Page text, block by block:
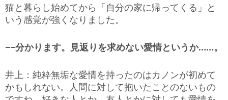
猫と暮らし始めてから「自分の家に帰ってくる」と
いう感覚が強くなりました。
−−分かります。見返りを求めない愛情というか……。
井上：純粋無垢な愛情を持ったのはカノンが初めて
かもしれない。人間に対して抱いたことのないもの